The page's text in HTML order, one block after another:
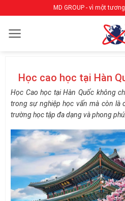
qua
nội
MD GROUP - vì một
Học cao học tại Hàn
Học Cao học tại Hàn Quốc không
trong sự nghiệp học vấn mà còn là
trường học tập đa dạng và phong phú.